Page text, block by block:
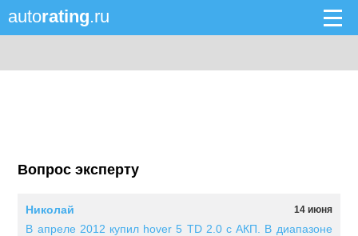
autorating.ru
Вопрос эксперту
14 июня
Николай
В апреле 2012 купил hover 5 TD 2.0 c АКП. В диапазоне